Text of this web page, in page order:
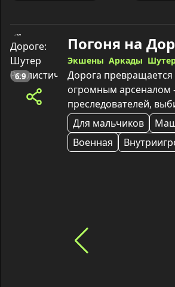
6.9
Экшены Аркады
Дорога
огромным арсеналом
преследователей,
Для мальчиков
Военная